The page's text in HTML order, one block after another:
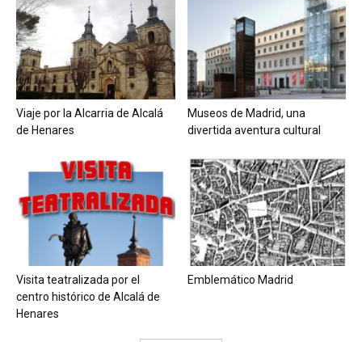
Viaje por la Alcarria de Alcalá
de Henares
Museos de Madrid, una
divertida aventura cultural
Visita teatralizada por el
centro histórico de Alcalá de
Henares
Emblemático Madrid